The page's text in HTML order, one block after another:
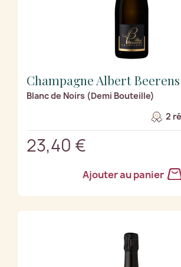
Champagne Albert Beerens
Blanc de Noirs (Demi Bouteille)
2
23,40 €
Ajouter au panier